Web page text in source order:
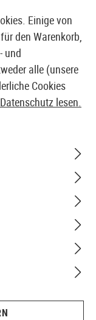
Einige von
den Warenkorb,
und
alle (unsere
Cookies
lesen.